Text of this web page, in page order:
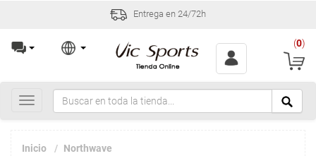
Entrega en 24/72h
(0)
Toggle
navigation
Inicio
Northwave